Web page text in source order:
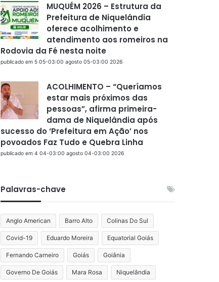
MUQUÉM 2026 – Estrutura da
Prefeitura de Niquelândia
oferece acolhimento e
atendimento aos romeiros na
Rodovia da Fé nesta noite
publicado em 5 05-03:00 agosto 05-03:00 2026
ACOLHIMENTO – “Queríamos
estar mais próximos das
pessoas”, afirma primeira-
dama de Niquelândia após
sucesso do ‘Prefeitura em Ação’ nos
povoados Faz Tudo e Quebra Linha
publicado em 4 04-03:00 agosto 04-03:00 2026
Palavras-chave
Anglo American Barro Alto Colinas Do Sul
Covid-19 Eduardo Moreira Equatorial Goiás
Fernando Carneiro Goiás Goiânia
Governo De Goiás Mara Rosa Niquelândia